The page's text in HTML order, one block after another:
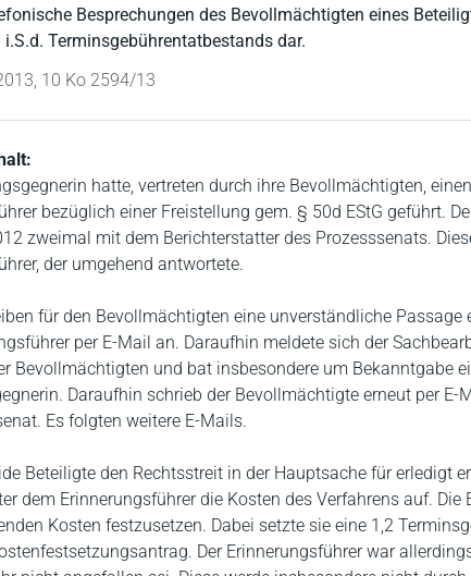
Besprechungen des Bevollmächtigten eines
i.S.d. Terminsgebührentatbestands dar.
10 Ko 2594/13
hatte, vertreten durch ihre Bevollmächtigten,
bezüglich einer Freistellung gem. § 50d EStG geführt.
zweimal mit dem Berichterstatter des Prozesssenats.
der umgehend antwortete.
für den Bevollmächtigten eine unverständliche
per E-Mail an. Daraufhin meldete sich der
Bevollmächtigten und bat insbesondere um Bekanntgabe
Daraufhin schrieb der Bevollmächtigte erneut per
Es folgten weitere E-Mails.
Beteiligte den Rechtsstreit in der Hauptsache für erledigt
dem Erinnerungsführer die Kosten des Verfahrens auf.
Kosten festzusetzen. Dabei setzte sie eine 1,2
Der Erinnerungsführer war